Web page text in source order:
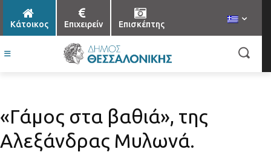
Κάτοικος Επιχειρείν Επισκέπτης
«Γάμος στα βαθιά», της
Αλεξάνδρας Μυλωνά.